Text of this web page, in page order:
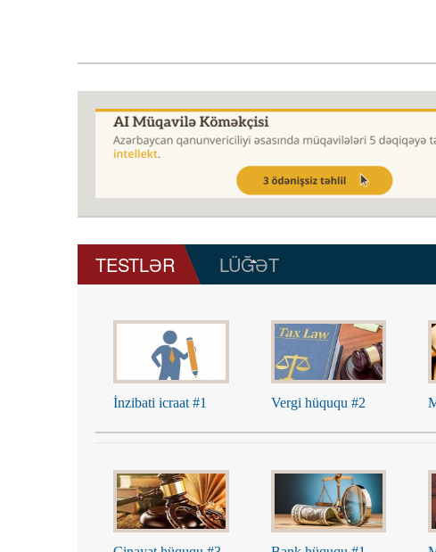
TESTLƏR (ACTIVE TAB)
LÜĞƏT
İnzibati icraat #1 Vergi hüququ #2